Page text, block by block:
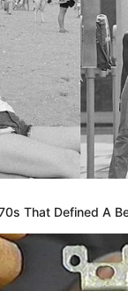
That Defined A